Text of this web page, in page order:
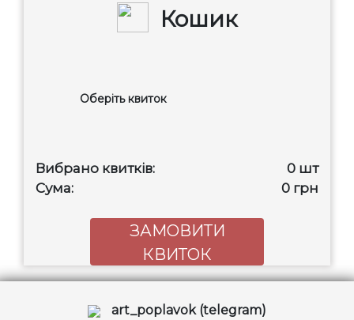
Кошик
Оберіть квиток
Вибрано квитків: 0 шт
Сума:
0 грн
ЗАМОВИТИ
КВИТОК
art_poplavok (telegram)